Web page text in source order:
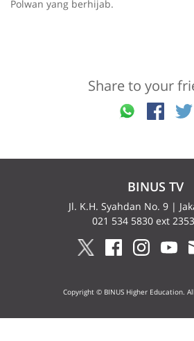
Polwan yang berhijab.
Share to your
BINUS TV
Jl. K.H. Syahdan No. 9 |
021 534 5830 ext
Copyright © BINUS Higher Education.